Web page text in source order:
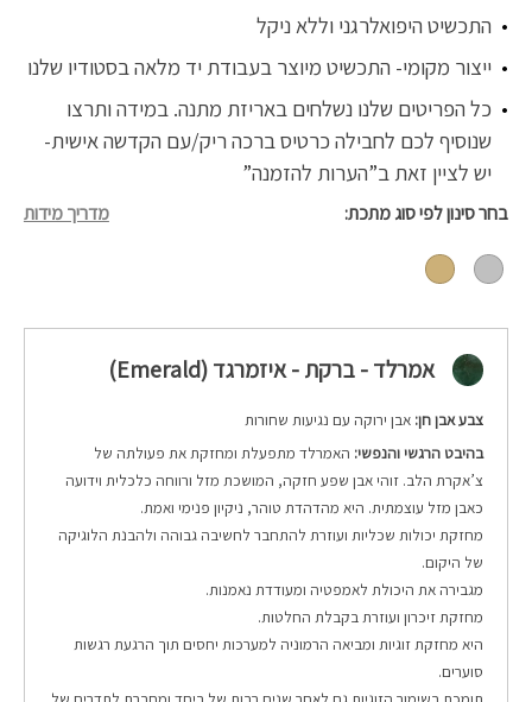
התכשיט היפואלרגני וללא ניקל
ייצור מקומי- התכשיט מיוצר בעבודת יד מלאה בסטודיו שלנו
כל הפריטים שלנו נשלחים באריזת מתנה. במידה ותרצו
שנוסיף לכם לחבילה כרטיס ברכה ריק/עם הקדשה אישית-
יש לציין זאת ב”הערות להזמנה”
בחר סינון לפי סוג מתכת מדריך מידות
אמרלד - ברקת - איזמרגד (Emerald)
צבע אבן חן: אבן ירוקה עם נגיעות שחורות
בהיבט הרגשי והנפשי: האמרלד מתפעלת ומחזקת את פעולתה של
צ’אקרת הלב. זוהי אבן שפע חזקה, המושכת מזל ורווחה כלכלית וידועה
כאבן מזל עוצמתית. היא מהדהדת טוהר, ניקיון פנימי ואמת.
מחזקת יכולות שכליות ועוזרת להתחבר לחשיבה גבוהה ולהבנת הלוגיקה
של היקום.
מגבירה את היכולת לאמפטיה ומעודדת נאמנות.
מחזקת זיכרון ועוזרת בקבלת החלטות.
היא מחזקת זוגיות ומביאה הרמוניה למערכות יחסים תוך הרגעת רגשות
סוערים.